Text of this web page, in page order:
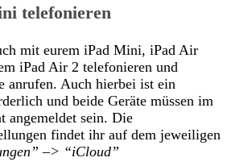
telefonieren
mit eurem iPad Mini, iPad Air
iPad Air 2 telefonieren und
anrufen. Auch hierbei ist ein
und beide Geräte müssen im
angemeldet sein. Die
findet ihr auf dem jeweiligen
–> “iCloud”